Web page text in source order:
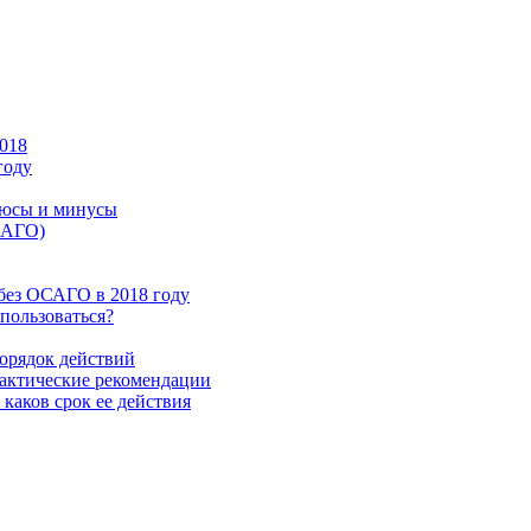
и минусы
ОСАГО в 2018 году
действий
рекомендации
срок ее действия